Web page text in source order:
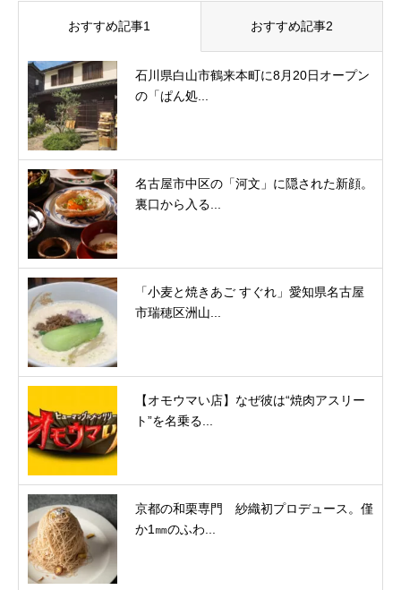
おすすめ記事1 おすすめ記事2
石川県白山市鶴来本町に8月20日オープン
の「ぱん処...
名古屋市中区の「河文」に隠された新顔。
裏口から入る...
「小麦と焼きあご すぐれ」愛知県名古屋
市瑞穂区洲山...
【オモウマい店】なぜ彼は“焼肉アスリー
ト”を名乗る...
京都の和栗専門 紗織初プロデュース。僅
か1㎜のふわ...